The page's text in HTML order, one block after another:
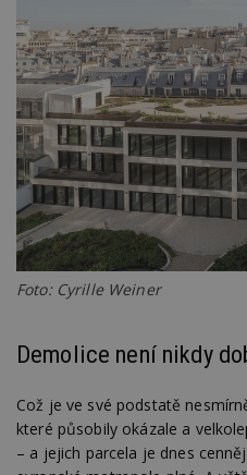
Foto: Cyrille Weiner
Demolice není nikdy
Což je ve své podstatě
které působily okázale a
– a jejich parcela je dnes